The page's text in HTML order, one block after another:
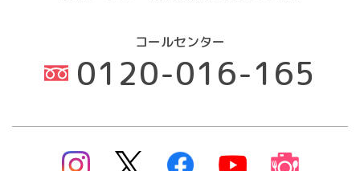
コールセンター
0120-016-165